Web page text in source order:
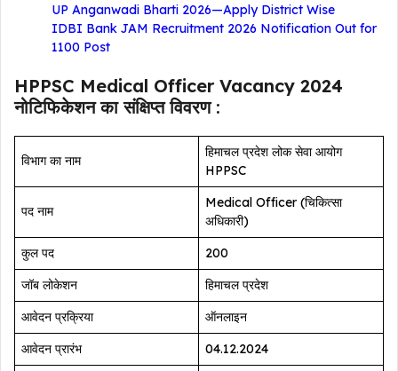
UP Anganwadi Bharti 2026—Apply District Wise
IDBI Bank JAM Recruitment 2026 Notification Out for
1100 Post
HPPSC Medical Officer Vacancy 2024
नोटिफिकेशन का संक्षिप्त विवरण :
विभाग का नाम
हिमाचल प्रदेश लोक सेवा आयोग
HPPSC
पद नाम
Medical Officer (चिकित्सा
अधिकारी)
कुल पद
200
जॉब लोकेशन
हिमाचल प्रदेश
आवेदन प्रक्रिया
ऑनलाइन
आवेदन प्रारंभ
04.12.2024